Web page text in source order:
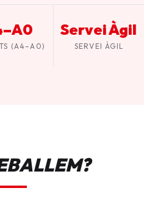
(A4–A0)
Servei Àgil
SERVEI ÀGIL